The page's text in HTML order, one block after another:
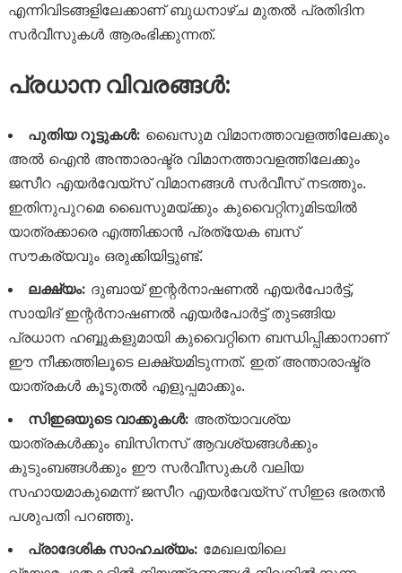
എന്നിവിടങ്ങളിലേക്കാണ് ബുധനാഴ്ച മുതൽ പ്രതിദിന
സർവീസുകൾ ആരംഭിക്കുന്നത്.
പ്രധാന വിവരങ്ങൾ:
പുതിയ റൂട്ടുകൾ: ഖൈസുമ വിമാനത്താവളത്തിലേക്കും
അൽ ഐൻ അന്താരാഷ്ട്ര വിമാനത്താവളത്തിലേക്കും
ജസീറ എയർവേയ്‌സ് വിമാനങ്ങൾ സർവീസ് നടത്തും.
ഇതിനുപുറമെ ഖൈസുമയ്ക്കും കുവൈറ്റിനുമിടയിൽ
യാത്രക്കാരെ എത്തിക്കാൻ പ്രത്യേക ബസ്
സൗകര്യവും ഒരുക്കിയിട്ടുണ്ട്.
ലക്ഷ്യം: ദുബായ് ഇന്റർനാഷണൽ എയർപോർട്ട്,
സായിദ് ഇന്റർനാഷണൽ എയർപോർട്ട് തുടങ്ങിയ
പ്രധാന ഹബ്ബുകളുമായി കുവൈറ്റിനെ ബന്ധിപ്പിക്കാനാണ്
ഈ നീക്കത്തിലൂടെ ലക്ഷ്യമിടുന്നത്. ഇത് അന്താരാഷ്ട്ര
യാത്രകൾ കൂടുതൽ എളുപ്പമാക്കും.
സിഇഒയുടെ വാക്കുകൾ: അത്യാവശ്യ
യാത്രകൾക്കും ബിസിനസ് ആവശ്യങ്ങൾക്കും
കുടുംബങ്ങൾക്കും ഈ സർവീസുകൾ വലിയ
സഹായമാകുമെന്ന് ജസീറ എയർവേയ്‌സ് സിഇഒ ഭരതൻ
പശുപതി പറഞ്ഞു.
പ്രാദേശിക സാഹചര്യം: മേഖലയിലെ